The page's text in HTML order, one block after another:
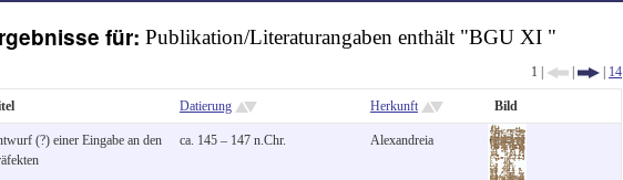
für: Publikation/Literaturangaben enthält "BGU XI "
1 | | | 14
Datierung Herkunft Bild
(?) einer Eingabe an den
ca. 145 – 147 n.Chr. Alexandreia